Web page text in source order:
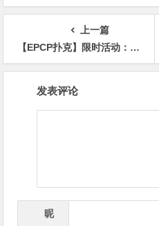
克牌局，即将揭晓最终答案
上一篇
【EPCP扑克】限时活动：每周首存用户 百万回馈赛 前三名加赠8888奖励
发表评论
昵